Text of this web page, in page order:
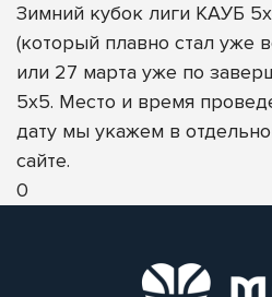
Зимний кубок лиги КАУБ
(который плавно стал уже
или 27 марта уже по
5х5. Место и время
дату мы укажем в
сайте.
0